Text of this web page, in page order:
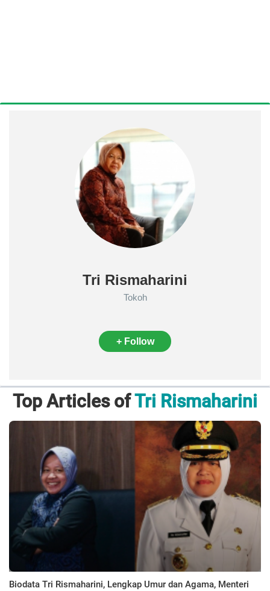
Tri Rismaharini
Tokoh
+ Follow
Top Articles ofTri Rismaharini
Biodata Tri Rismaharini, Lengkap Umur dan Agama, Menteri